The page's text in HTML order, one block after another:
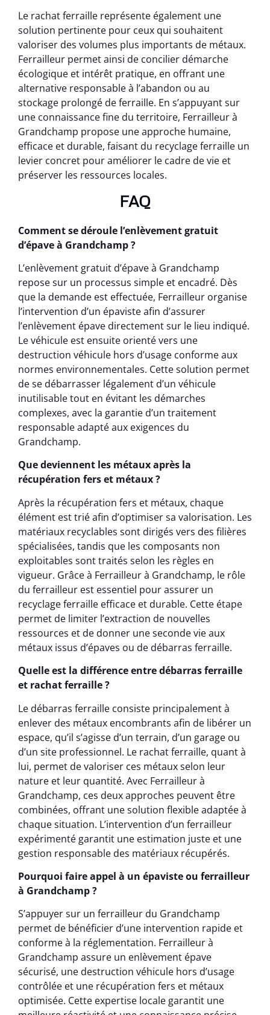
Le rachat ferraille représente également une
solution pertinente pour ceux qui souhaitent
valoriser des volumes plus importants de métaux.
Ferrailleur permet ainsi de concilier démarche
écologique et intérêt pratique, en offrant une
alternative responsable à l’abandon ou au
stockage prolongé de ferraille. En s’appuyant sur
une connaissance fine du territoire, Ferrailleur à
Grandchamp propose une approche humaine,
efficace et durable, faisant du recyclage ferraille un
levier concret pour améliorer le cadre de vie et
préserver les ressources locales.
FAQ
Comment se déroule l’enlèvement gratuit
d’épave à Grandchamp ?
L’enlèvement gratuit d’épave à Grandchamp
repose sur un processus simple et encadré. Dès
que la demande est effectuée, Ferrailleur organise
l’intervention d’un épaviste afin d’assurer
l’enlèvement épave directement sur le lieu indiqué.
Le véhicule est ensuite orienté vers une
destruction véhicule hors d’usage conforme aux
normes environnementales. Cette solution permet
de se débarrasser légalement d’un véhicule
inutilisable tout en évitant les démarches
complexes, avec la garantie d’un traitement
responsable adapté aux exigences du
Grandchamp.
Que deviennent les métaux après la
récupération fers et métaux ?
Après la récupération fers et métaux, chaque
élément est trié afin d’optimiser sa valorisation. Les
matériaux recyclables sont dirigés vers des filières
spécialisées, tandis que les composants non
exploitables sont traités selon les règles en
vigueur. Grâce à Ferrailleur à Grandchamp, le rôle
du ferrailleur est essentiel pour assurer un
recyclage ferraille efficace et durable. Cette étape
permet de limiter l’extraction de nouvelles
ressources et de donner une seconde vie aux
métaux issus d’épaves ou de débarras ferraille.
Quelle est la différence entre débarras ferraille
et rachat ferraille ?
Le débarras ferraille consiste principalement à
enlever des métaux encombrants afin de libérer un
espace, qu’il s’agisse d’un terrain, d’un garage ou
d’un site professionnel. Le rachat ferraille, quant à
lui, permet de valoriser ces métaux selon leur
nature et leur quantité. Avec Ferrailleur à
Grandchamp, ces deux approches peuvent être
combinées, offrant une solution flexible adaptée à
chaque situation. L’intervention d’un ferrailleur
expérimenté garantit une estimation juste et une
gestion responsable des matériaux récupérés.
Pourquoi faire appel à un épaviste ou ferrailleur
à Grandchamp ?
S’appuyer sur un ferrailleur du Grandchamp
permet de bénéficier d’une intervention rapide et
conforme à la réglementation. Ferrailleur à
Grandchamp assure un enlèvement épave
sécurisé, une destruction véhicule hors d’usage
contrôlée et une récupération fers et métaux
optimisée. Cette expertise locale garantit une